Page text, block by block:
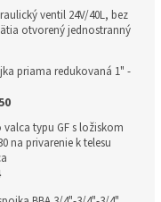
ventil 24V/40L, bez
otvorený jednostranný
priama redukovaná 1" -
valca typu GF s ložiskom
na privarenie k telesu